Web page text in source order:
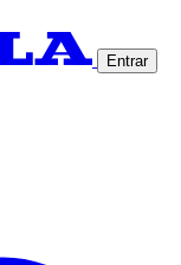
Entrar